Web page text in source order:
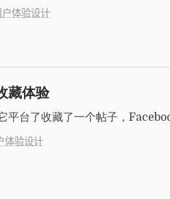
户体验设计
藏体验
平台了收藏了一个帖子，
体验设计